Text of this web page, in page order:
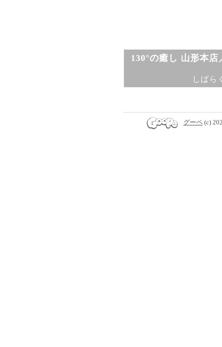
130°の癒し 山形本
しばら
グーペ (c)